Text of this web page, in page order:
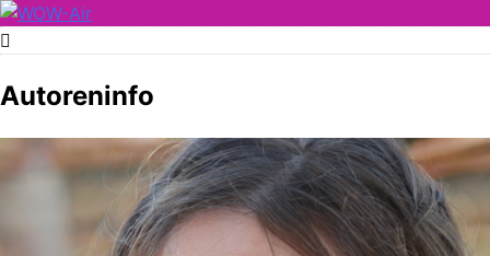
Skip
to
WOW-Air
Autoreninfo